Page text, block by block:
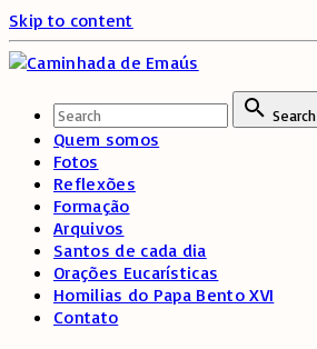
Skip to content
Search
Quem somos
Fotos
Reflexões
Formação
Arquivos
Santos de cada dia
Orações Eucarísticas
Homilias do Papa Bento XVI
Contato